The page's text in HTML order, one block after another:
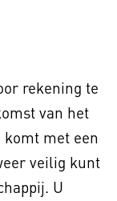
rekening te
van het
met een
veilig kunt
U